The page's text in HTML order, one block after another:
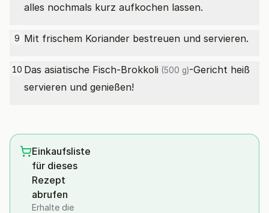
alles nochmals kurz aufkochen lassen.
9 Mit frischem Koriander bestreuen und servieren.
10 Das asiatische Fisch-Brokkoli (500 g)-Gericht heiß
servieren und genießen!
Einkaufsliste
für dieses
Rezept
abrufen
Erhalte die